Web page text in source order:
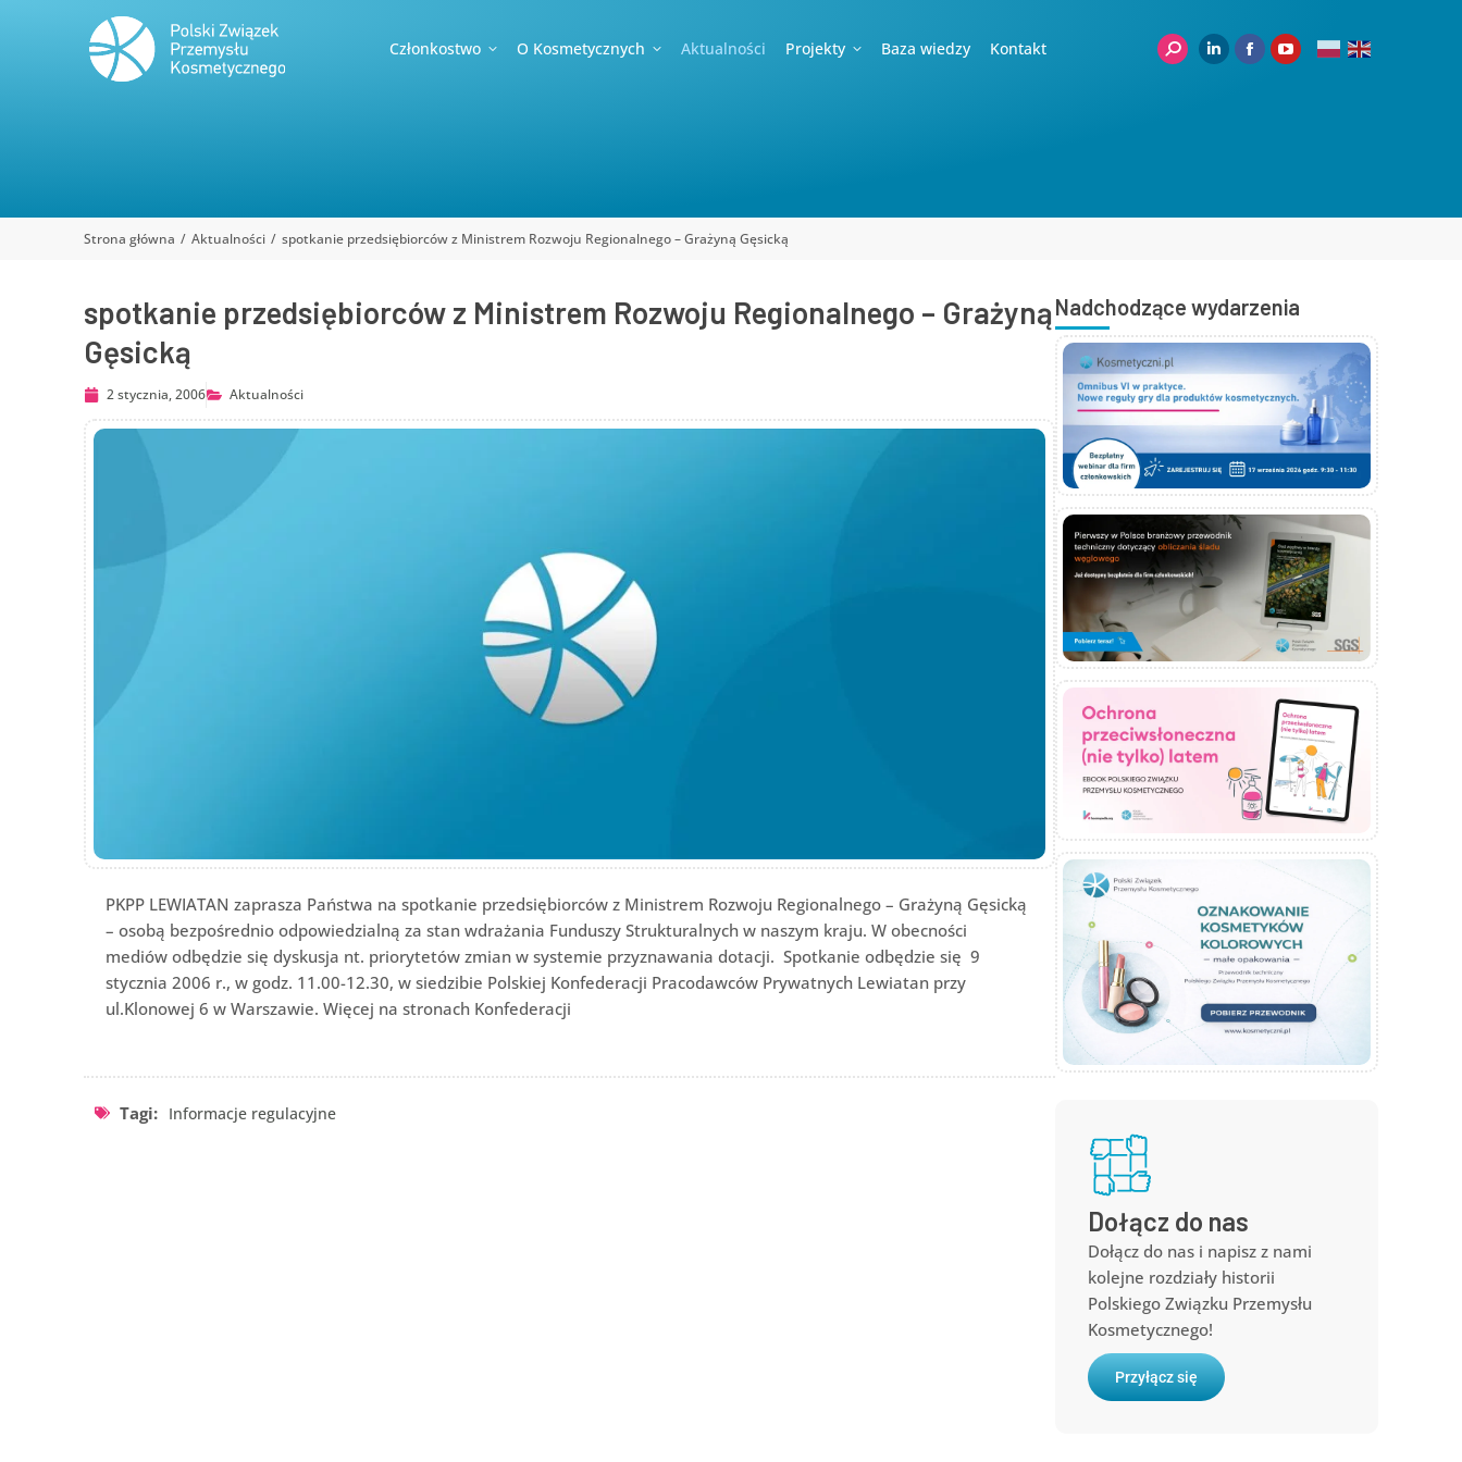
Członkostwo O Kosmetycznych Aktualności Projekty Baza wiedzy Kontakt
Jesteś tutaj:
Strona główna Aktualności spotkanie przedsiębiorców z Ministrem Rozwoju Regionalnego – Grażyną Gęsicką
spotkanie przedsiębiorców z Ministrem Rozwoju Regionalnego – Grażyną
Gęsicką
2 stycznia, 2006 Aktualności
PKPP LEWIATAN zaprasza Państwa na spotkanie przedsiębiorców z Ministrem Rozwoju Regionalnego – Grażyną Gęsicką
– osobą bezpośrednio odpowiedzialną za stan wdrażania Funduszy Strukturalnych w naszym kraju. W obecności
mediów odbędzie się dyskusja nt. priorytetów zmian w systemie przyznawania dotacji. Spotkanie odbędzie się 9
stycznia 2006 r., w godz. 11.00-12.30, w siedzibie Polskiej Konfederacji Pracodawców Prywatnych Lewiatan przy
ul.Klonowej 6 w Warszawie. Więcej na stronach Konfederacji
Tagi: Informacje regulacyjne
Nadchodzące wydarzenia
Dołącz do nas
Dołącz do nas i napisz z nami
kolejne rozdziały historii
Polskiego Związku Przemysłu
Kosmetycznego!
Przyłącz się